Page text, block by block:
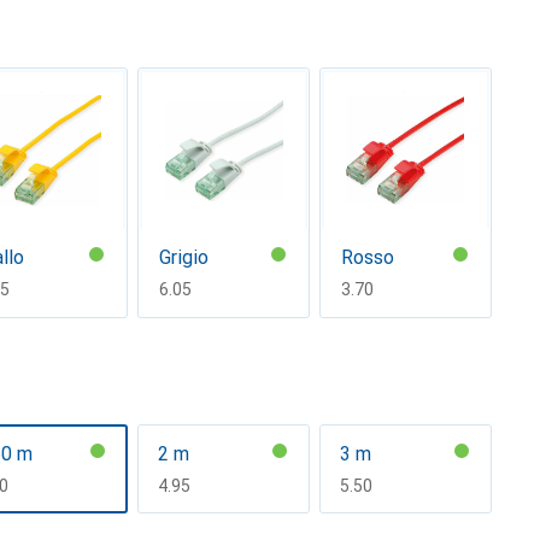
Grigio
CHF
6.05
Rosso
CHF
3.70
m 2 m
CHF
4.95
3 m
CHF
5.50